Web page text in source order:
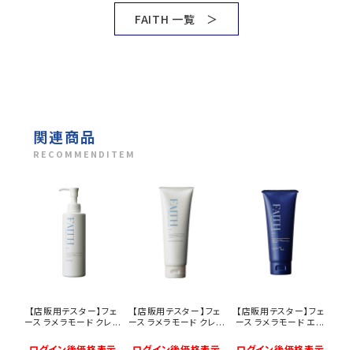
FAITH 一覧 ＞
関連商品
RECOMMENDITEM
【店販用テスター】フェ
ース ラメラモード クレ...
【店販用テスター】フェ
ース ラメラモード クレ...
【店販用テスター】フェ
ース ラメラモード エ...